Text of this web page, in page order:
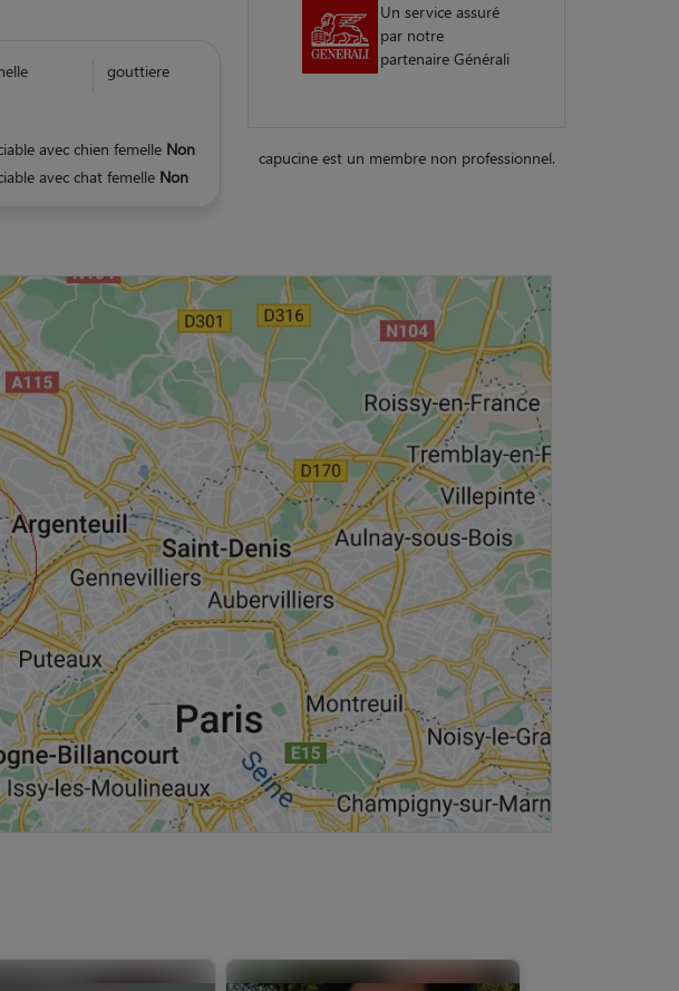
gouttiere
avec chien femelle Non
avec chat femelle Non
Un service assuré
par notre
partenaire Générali
capucine est un membre non professionnel.